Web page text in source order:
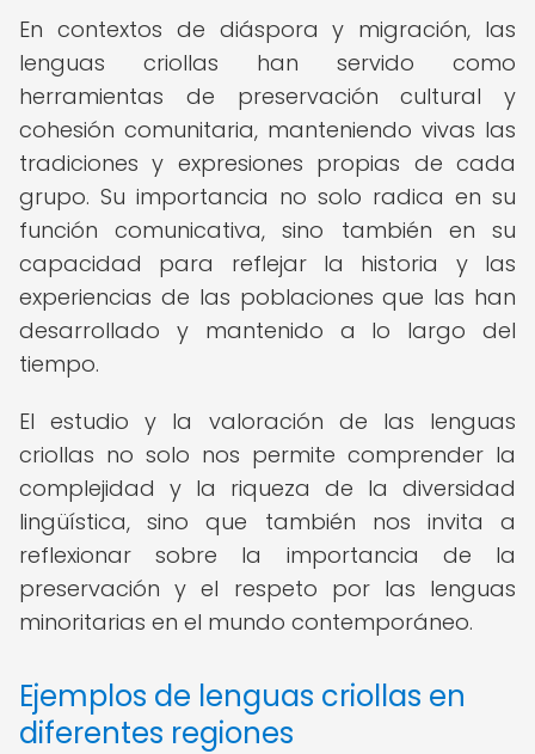
En contextos de diáspora y migración, las
lenguas criollas han servido como
herramientas de preservación cultural y
cohesión comunitaria, manteniendo vivas las
tradiciones y expresiones propias de cada
grupo. Su importancia no solo radica en su
función comunicativa, sino también en su
capacidad para reflejar la historia y las
experiencias de las poblaciones que las han
desarrollado y mantenido a lo largo del
tiempo.
El estudio y la valoración de las lenguas
criollas no solo nos permite comprender la
complejidad y la riqueza de la diversidad
lingüística, sino que también nos invita a
reflexionar sobre la importancia de la
preservación y el respeto por las lenguas
minoritarias en el mundo contemporáneo.
Ejemplos de lenguas criollas en
diferentes regiones